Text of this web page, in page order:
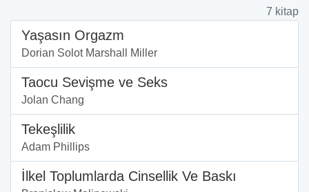
7 kitap
Yaşasın Orgazm
Dorian Solot Marshall Miller
Taocu Sevişme ve Seks
Jolan Chang
Tekeşlilik
Adam Phillips
İlkel Toplumlarda Cinsellik Ve Baskı